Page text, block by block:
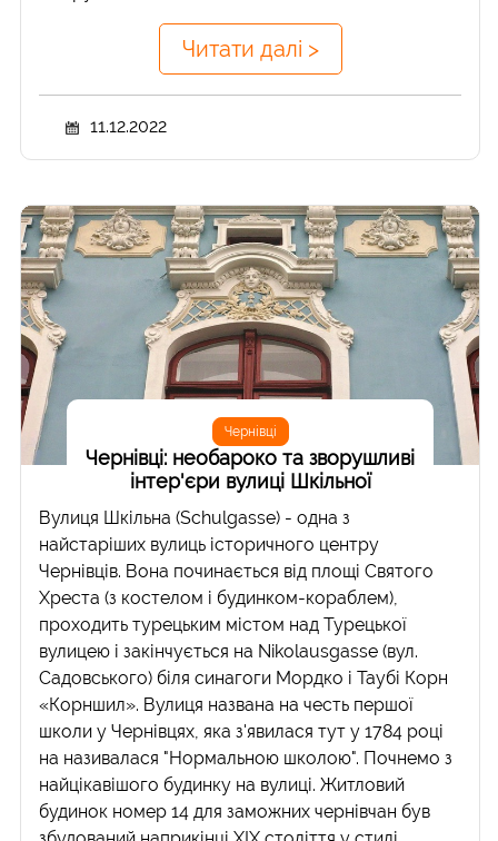
Читати далі >
11.12.2022
Чернівці
Чернівці: необароко та зворушливі
інтер'єри вулиці Шкільної
Вулиця Шкільна (Schulgasse) - одна з
найстаріших вулиць історичного центру
Чернівців. Вона починається від площі Святого
Хреста (з костелом і будинком-кораблем),
проходить турецьким містом над Турецької
вулицею і закінчується на Nikolausgasse (вул.
Садовського) біля синагоги Мордко і Таубі Корн
«Корншил». Вулиця названа на честь першої
школи у Чернівцях, яка з'явилася тут у 1784 році
на називалася "Нормальною школою". Почнемо з
найцікавішого будинку на вулиці. Житловий
будинок номер 14 для заможних чернівчан був